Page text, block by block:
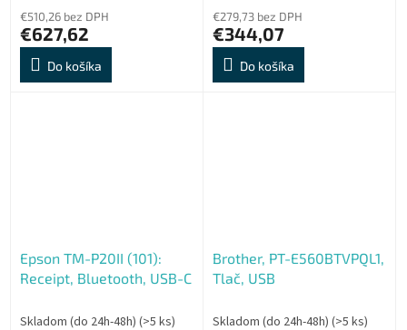
€510,26 bez DPH
€627,62
Do košíka
€279,73 bez DPH
€344,07
Do košíka
Epson TM-P20II (101):
Receipt, Bluetooth, USB-C
Skladom (do 24h-48h) (>5 ks)
Brother, PT-E560BTVPQL1,
Tlač, USB
Skladom (do 24h-48h) (>5 ks)